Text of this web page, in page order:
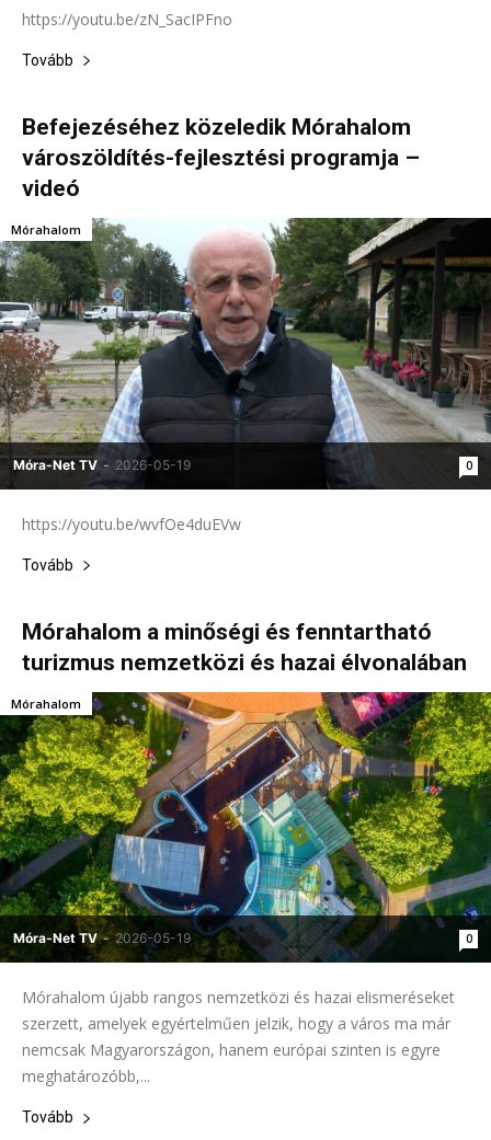
https://youtu.be/zN_SacIPFno
Tovább
Befejezéséhez közeledik Mórahalom
városzöldítés-fejlesztési programja –
videó
Móra-Net TV - 2026-05-19 0
Mórahalom
https://youtu.be/wvfOe4duEVw
Tovább
Mórahalom a minőségi és fenntartható
turizmus nemzetközi és hazai élvonalában
Móra-Net TV - 2026-05-19 0
Mórahalom
Mórahalom újabb rangos nemzetközi és hazai elismeréseket
szerzett, amelyek egyértelműen jelzik, hogy a város ma már
nemcsak Magyarországon, hanem európai szinten is egyre
meghatározóbb,...
Tovább